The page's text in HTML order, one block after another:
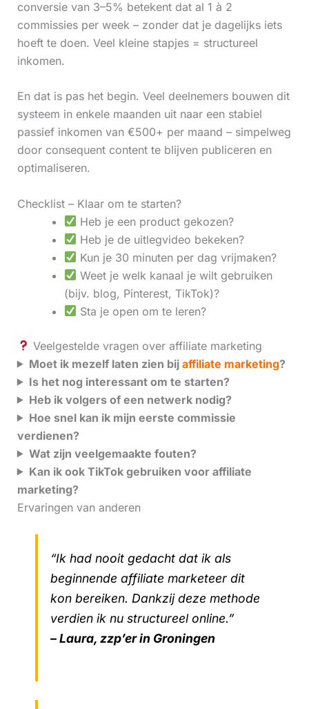
conversie van 3–5% betekent dat al 1 à 2
commissies per week – zonder dat je dagelijks iets
hoeft te doen. Veel kleine stapjes = structureel
inkomen.
En dat is pas het begin. Veel deelnemers bouwen dit
systeem in enkele maanden uit naar een stabiel
passief inkomen van €500+ per maand – simpelweg
door consequent content te blijven publiceren en
optimaliseren.
Checklist – Klaar om te starten?
Heb je een product gekozen?
Heb je de uitlegvideo bekeken?
Kun je 30 minuten per dag vrijmaken?
Weet je welk kanaal je wilt gebruiken
(bijv. blog, Pinterest, TikTok)?
Sta je open om te leren?
Veelgestelde vragen over affiliate marketing
Moet ik mezelf laten zien bij affiliate marketing?
Is het nog interessant om te starten?
Heb ik volgers of een netwerk nodig?
Hoe snel kan ik mijn eerste commissie
verdienen?
Wat zijn veelgemaakte fouten?
Kan ik ook TikTok gebruiken voor affiliate
marketing?
Ervaringen van anderen
“Ik had nooit gedacht dat ik als
beginnende affiliate marketeer dit
kon bereiken. Dankzij deze methode
verdien ik nu structureel online.”
– Laura, zzp’er in Groningen